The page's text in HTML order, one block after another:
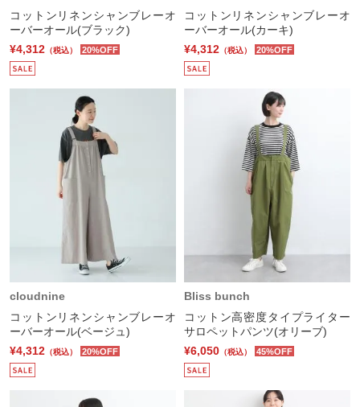
コットンリネンシャンブレーオ
ーバーオール(ブラック)
¥4,312 （税込） 20%OFF
コットンリネンシャンブレーオ
ーバーオール(カーキ)
¥4,312 （税込） 20%OFF
cloudnine
コットンリネンシャンブレーオ
ーバーオール(ベージュ)
¥4,312 （税込） 20%OFF
Bliss bunch
コットン高密度タイプライター
サロペットパンツ(オリーブ)
¥6,050 （税込） 45%OFF